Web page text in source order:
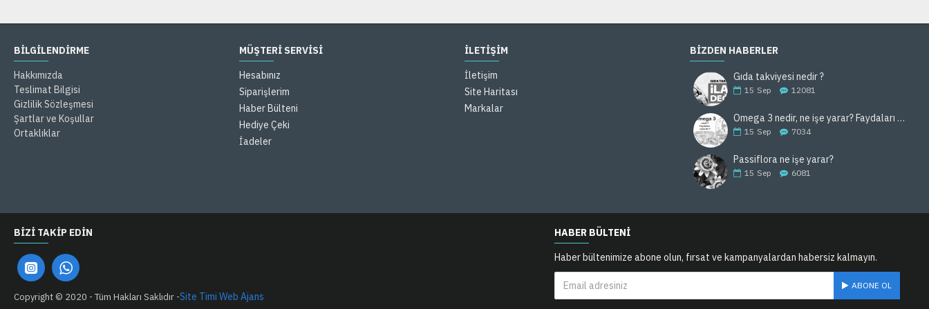
BILGILENDIRME
Hakkımızda
Teslimat Bilgisi
Gizlilik Sözleşmesi
Şartlar ve Koşullar
Ortaklıklar
MÜŞTERİ SERVİSİ
Hesabınız
Siparişlerim
Haber Bülteni
Hediye Çeki
İadeler
İLETİŞİM
İletişim
Site Haritası
Markalar
BIZDEN HABERLER
Gıda takviyesi nedir ?
15 Sep 12081
Omega 3 nedir, ne işe yarar? Faydaları nelerdir, hangi gıdalarda bulunur ?
15 Sep 7034
Passiflora ne işe yarar?
15 Sep 6081
BIZI TAKIP EDIN
Copyright © 2020 - Tüm Hakları Saklıdır -Site Timi Web Ajans
HABER BÜLTENI
Haber bültenimize abone olun, fırsat ve kampanyalardan habersiz kalmayın.
ABONE OL